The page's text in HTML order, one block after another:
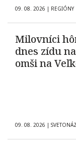
09. 08. 2026 | REGIÓNY
Milovníci
dnes zídu
omši na
09. 08. 2026 |